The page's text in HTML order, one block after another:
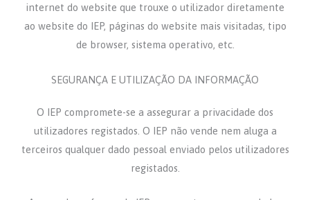
internet do website que trouxe o utilizador diretamente
ao website do IEP, páginas do website mais visitadas, tipo
de browser, sistema operativo, etc.
SEGURANÇA E UTILIZAÇÃO DA INFORMAÇÃO
O IEP compromete-se a assegurar a privacidade dos
utilizadores registados. O IEP não vende nem aluga a
terceiros qualquer dado pessoal enviado pelos utilizadores
registados.